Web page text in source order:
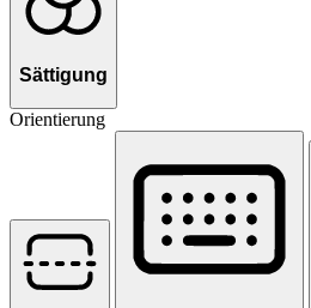
Sättigung
Orientierung